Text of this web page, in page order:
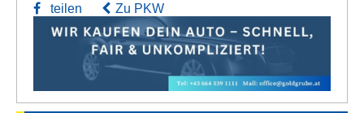
teilen Zu PKW